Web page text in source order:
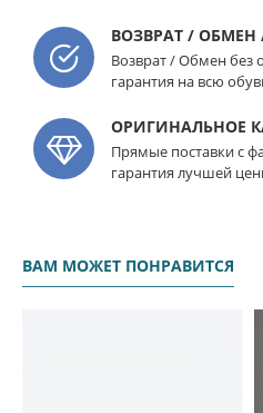
ВОЗВРАТ / ОБМЕН
Возврат / Обмен без
гарантия на всю
ОРИГИНАЛЬНОЕ
Прямые поставки с
гарантия лучшей
ВАМ МОЖЕТ ПОНРАВИТСЯ